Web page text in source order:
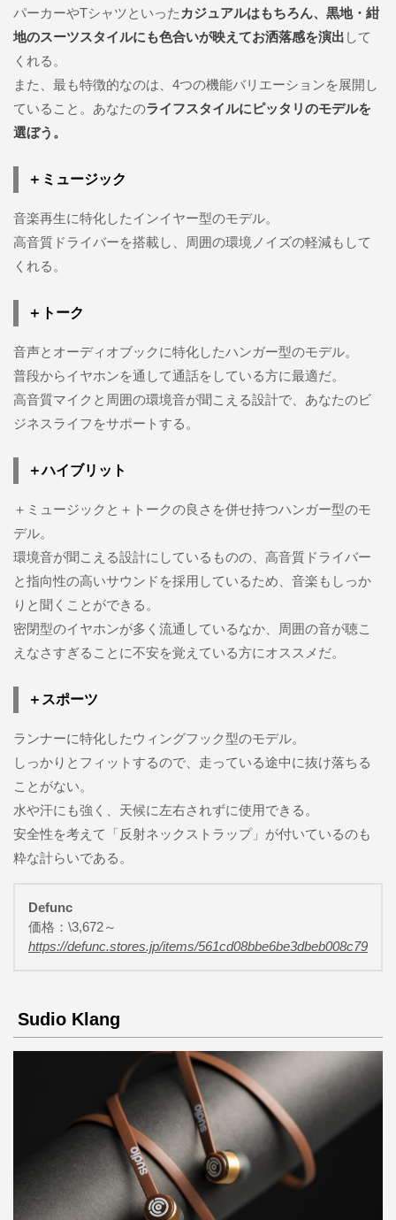
パーカーやTシャツといった カジュアルはもちろん、黒地・紺
地のスーツスタイルにも色合いが映えてお洒落感を演出 して
くれる。
また、最も特徴的なのは、4つの機能バリエーションを展開し
ていること。あなたのライフスタイルにピッタリのモデルを
選ぼう。
＋ミュージック
音楽再生に特化したインイヤー型のモデル。
高音質ドライバーを搭載し、周囲の環境ノイズの軽減もして
くれる。
＋トーク
音声とオーディオブックに特化したハンガー型のモデル。
普段からイヤホンを通して通話をしている方に最適だ。
高音質マイクと周囲の環境音が聞こえる設計で、あなたのビ
ジネスライフをサポートする。
＋ハイブリット
＋ミュージックと＋トークの良さを併せ持つハンガー型のモ
デル。
環境音が聞こえる設計にしているものの、高音質ドライバー
と指向性の高いサウンドを採用しているため、音楽もしっか
りと聞くことができる。
密閉型のイヤホンが多く流通しているなか、周囲の音が聴こ
えなさすぎることに不安を覚えている方にオススメだ。
＋スポーツ
ランナーに特化したウィングフック型のモデル。
しっかりとフィットするので、走っている途中に抜け落ちる
ことがない。
水や汗にも強く、天候に左右されずに使用できる。
安全性を考えて「反射ネックストラップ」が付いているのも
粋な計らいである。
Defunc
価格：\3,672～
https://defunc.stores.jp/items/561cd08bbe6be3dbeb008c79
Sudio Klang